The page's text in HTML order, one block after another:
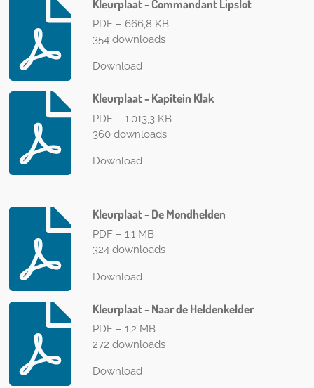
Kleurplaat - Commandant Lipslot
PDF – 666,8 KB
354 downloads
Download
Kleurplaat - Kapitein Klak
PDF – 1.013,3 KB
360 downloads
Download
Kleurplaat - De Mondhelden
PDF – 1,1 MB
324 downloads
Download
Kleurplaat - Naar de Heldenkelder
PDF – 1,2 MB
272 downloads
Download